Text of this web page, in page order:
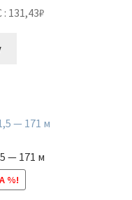
131,43₽
— 171 м
%!